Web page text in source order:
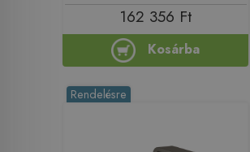
162 356 Ft
Kosárba
Rendelésre